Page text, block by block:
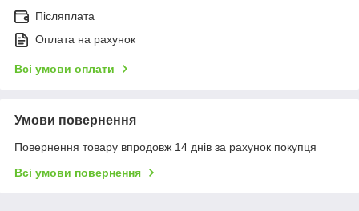
Післяплата
Оплата на рахунок
Всі умови оплати
Умови повернення
Повернення товару впродовж 14 днів за рахунок покупця
Всі умови повернення